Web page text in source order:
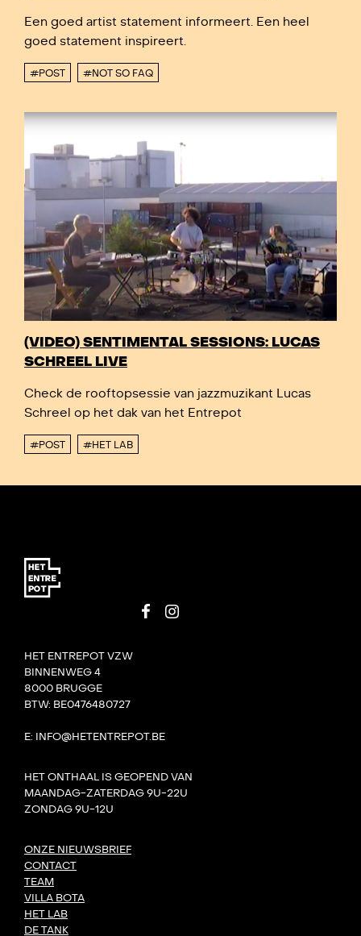
Een goed artist statement informeert. Een heel
goed statement inspireert.
#POST #NOT SO FAQ
(VIDEO) SENTIMENTAL SESSIONS: LUCAS
SCHREEL LIVE
Check de rooftopsessie van jazzmuzikant Lucas
Schreel op het dak van het Entrepot
#POST #HET LAB
HET ENTREPOT VZW
BINNENWEG 4
8000 BRUGGE
BTW: BE0476480727
E: INFO@HETENTREPOT.BE
HET ONTHAAL IS GEOPEND VAN
MAANDAG-ZATERDAG 9U-22U
ZONDAG 9U-12U
ONZE NIEUWSBRIEF
CONTACT
TEAM
VILLA BOTA
HET LAB
DE TANK